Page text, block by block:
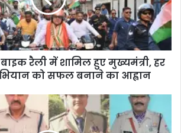
रैली में शामिल हुए मुख्यमंत्री, हर
को सफल बनाने का आह्वान